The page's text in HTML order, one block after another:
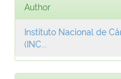
Author
Instituto Nacional de
(INC...